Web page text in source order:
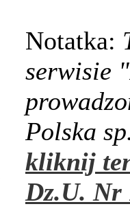
Notatka:
serwisie
Polska
kliknij
Dz.U. Nr